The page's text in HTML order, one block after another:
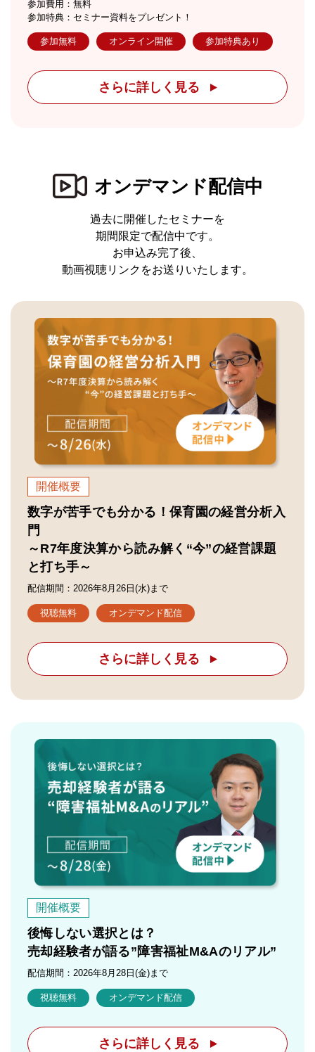
参加費用：無料
参加特典：セミナー資料をプレゼント！
参加無料 オンライン開催 参加特典あり
さらに詳しく見る
オンデマンド配信中
過去に開催したセミナーを
期間限定で配信中です。
お申込み完了後、
動画視聴リンクをお送りいたします。
開催概要
数字が苦手でも分かる！保育園の経営分析入
門
～R7年度決算から読み解く“今”の経営課題
と打ち手～
配信期間：2026年8月26日(水)まで
視聴無料 オンデマンド配信
さらに詳しく見る
開催概要
後悔しない選択とは？
売却経験者が語る”障害福祉M&Aのリアル”
配信期間：2026年8月28日(金)まで
視聴無料 オンデマンド配信
さらに詳しく見る